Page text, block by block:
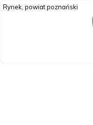
Rynek, powiat poznański